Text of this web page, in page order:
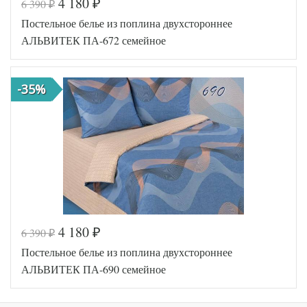
Код товара
555-407
Артикул
AL200092
5618289
Ткань
Поплин
Размер
143х215
Размер
простыни
215х240
70х70
(2шт)
АльВиТек
(Россия)
Код товара
555-460
Артикул
AL200092
5612515
Ткань
Поплин
Размер
пододеяльника
143х215
(2шт)
6 390₽ ₽
Постельное белье из поплина двухстороннее
АЛЬВИТЕК ПА-672 семейное
-35%
6 390₽ 4 180 ₽
Постельное белье из поплина двухстороннее
АЛЬВИТЕК ПА-690 семейное